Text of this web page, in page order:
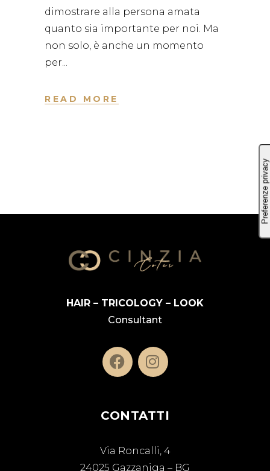
dimostrare alla persona amata
quanto sia importante per noi. Ma
non solo, è anche un momento
per
READ MORE
HAIR – TRICOLOGY – LOOK
Consultant
CONTATTI
Via Roncalli, 4
24025 Gazzaniga – BG